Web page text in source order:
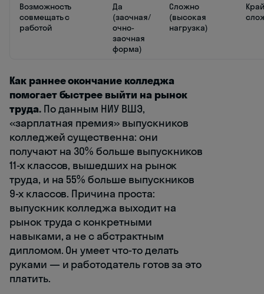
Возможность
совмещать с
работой
Да
(заочная/
очно-
заочная
форма)
Сложно
(высокая
нагрузка)
Как раннее окончание колледжа
помогает быстрее выйти на рынок
труда.По данным НИУ ВШЭ,
«зарплатная премия» выпускников
колледжей существенна: они
получают на 30% больше выпускников
11-х классов, вышедших на рынок
труда, и на 55% больше выпускников
9-х классов. Причина проста:
выпускник колледжа выходит на
рынок труда с конкретными
навыками, а не с абстрактным
дипломом. Он умеет что-то делать
руками — и работодатель готов за это
платить.